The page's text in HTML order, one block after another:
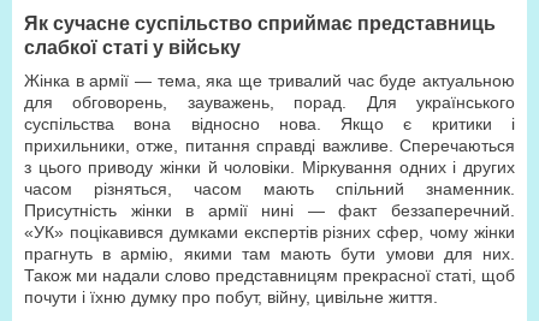
Як сучасне суспільство сприймає представниць
слабкої статі у війську
Жінка в армії — тема, яка ще тривалий час буде актуальною
для обговорень, зауважень, порад. Для українського
суспільства вона відносно нова. Якщо є критики і
прихильники, отже, питання справді важливе. Сперечаються
з цього приводу жінки й чоловіки. Міркування одних і других
часом різняться, часом мають спільний знаменник.
Присутність жінки в армії нині — факт беззаперечний.
«УК» поцікавився думками експертів різних сфер, чому жінки
прагнуть в армію, якими там мають бути умови для них.
Також ми надали слово представницям прекрасної статі, щоб
почути і їхню думку про побут, війну, цивільне життя.